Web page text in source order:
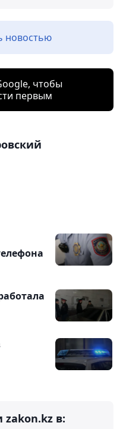
новостью
чтобы
первым
zakon.kz в: